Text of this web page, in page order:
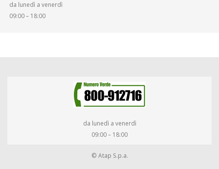
da lunedì a venerdì
09:00 – 18:00
da lunedì a venerdì
09:00 – 18:00
© Atap S.p.a.